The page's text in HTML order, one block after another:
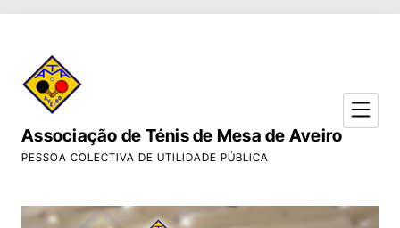
Associação de Ténis de Mesa de Aveiro
PESSOA COLECTIVA DE UTILIDADE PÚBLICA